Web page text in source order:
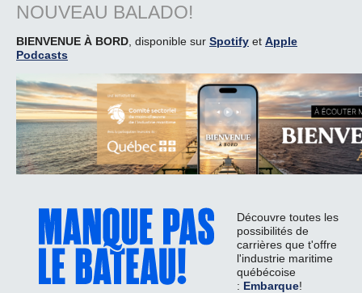
NOUVEAU BALADO!
BIENVENUE À BORD , disponible sur Spotify et Apple
Podcasts
Découvre toutes les
possibilités de
carrières que t'offre
l'industrie maritime
québécoise
: Embarque!